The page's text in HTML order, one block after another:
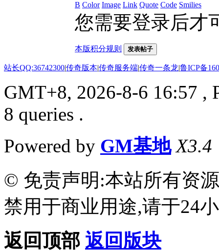
B Color Image Link Quote Code Smilies
您需要登录后才
本版积分规则 发表帖子
站长QQ:36742300|传奇版本|传奇服务端|传奇一条龙|鲁ICP备
GMT+8, 2026-8-6 16:57 ,
8 queries .
Powered by GM基地 X3.4
© 免责声明:本站所有资
禁用于商业用途,请于24
返回顶部 返回版块